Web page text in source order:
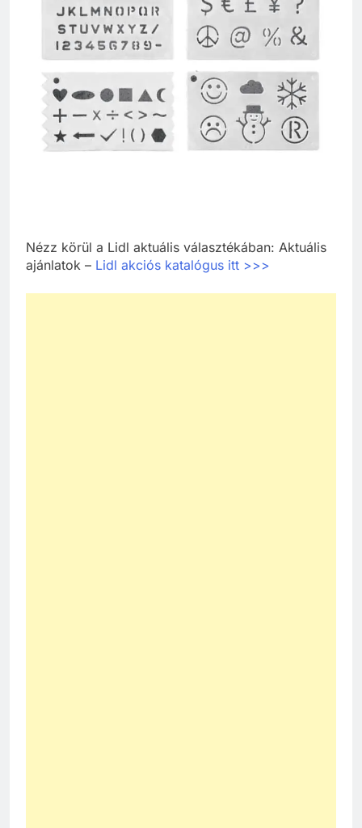
Nézz körül a Lidl aktuális választékában: Aktuális
ajánlatok – Lidl akciós katalógus itt >>>